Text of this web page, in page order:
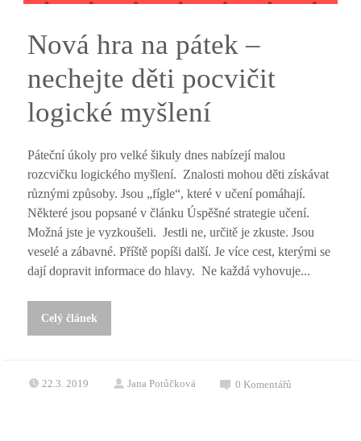
Nová hra na pátek –
nechejte děti pocvičit
logické myšlení
Páteční úkoly pro velké šikuly dnes nabízejí malou
rozcvičku logického myšlení. Znalosti mohou děti získávat
různými způsoby. Jsou „fígle“, které v učení pomáhají.
Některé jsou popsané v článku Úspěšné strategie učení.
Možná jste je vyzkoušeli. Jestli ne, určitě je zkuste. Jsou
veselé a zábavné. Příště popíši další. Je více cest, kterými se
dají dopravit informace do hlavy. Ne každá vyhovuje...
Celý článek
22.3. 2019 Jana Potůčková 0Komentářů